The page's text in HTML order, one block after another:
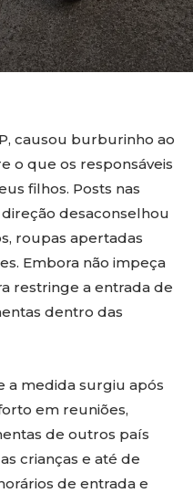
causou burburinho ao
o que os responsáveis
filhos. Posts nas
desaconselhou
roupas apertadas
Embora não impeça
restringe a entrada de
dentro das
a medida surgiu após
em reuniões,
de outros país
crianças e até de
de entrada e